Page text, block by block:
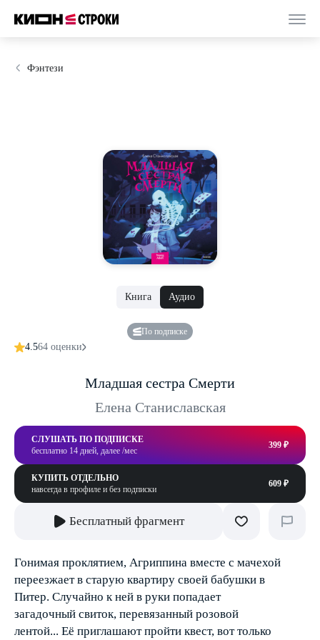
Фэнтези
Книга Аудио
По подписке
4.564 оценки
Младшая сестра Смерти
Елена Станиславская
СЛУШАТЬ ПО ПОДПИСКЕ
бесплатно 14 дней, далее /мес
399 ₽
КУПИТЬ ОТДЕЛЬНО
навсегда в профиле и без подписки
609 ₽
Бесплатный фрагмент
Гонимая проклятием, Агриппина вместе с мачехой
переезжает в старую квартиру своей бабушки в
Питер. Случайно к ней в руки попадает
загадочный свиток, перевязанный розовой
лентой... Её приглашают пройти квест, вот только